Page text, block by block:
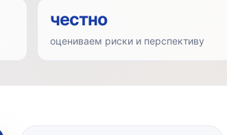
честно
оцениваем риски и перспективу